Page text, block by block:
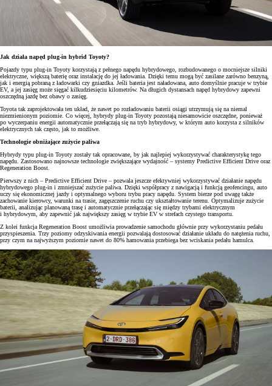
Jak działa napęd plug-in hybrid Toyoty?
Pojazdy typu plug-in Toyoty korzystają z pełnego napędu hybrydowego, rozbudowanego o mocniejsze silniki
elektryczne, większą baterię oraz instalację do jej ładowania. Dzięki temu mogą być zasilane zarówno benzyną,
jak i energią pobraną z ładowarki czy gniazdka. Jeśli bateria jest naładowana, auto domyślnie pracuje w trybie
EV, a jej zasięg może sięgać kilkudziesięciu kilometrów. Na długich dystansach napęd hybrydowy zapewni
oszczędną jazdę bez obawy o zasięg.
Toyota tak zaprojektowała ten układ, że nawet po rozładowaniu baterii osiągi utrzymują się na niemal
niezmienionym poziomie. Co więcej, hybrydy plug-in Toyoty pozostają niesamowicie oszczędne, ponieważ
po wyczerpaniu energii automatycznie przełączają się na tryb hybrydowy, w którym auto korzysta z silników
elektrycznych tak często, jak to możliwe.
Technologie obniżające zużycie paliwa
Hybrydy typu plug-in Toyoty zostały tak opracowane, by jak najlepiej wykorzystywać charakterystykę tego
napędu. Zastosowano najnowsze technologie zwiększające wydajność – systemy Predictive Efficient Drive oraz
Regeneration Boost.
Pierwszy z nich – Predictive Efficient Drive – pozwala jeszcze efektywniej wykorzystywać działanie napędu
hybrydowego plug-in i zmniejszać zużycie paliwa. Dzięki współpracy z nawigacją i funkcją geofencingu, auto
uczy się ekonomicznej jazdy i optymalnego wyboru trybu pracy napędu. System bierze pod uwagę także
zachowanie kierowcy, warunki na trasie, zagęszczenie ruchu czy ukształtowanie terenu. Optymalizuje zużycie
baterii, analizując planowaną trasę i automatycznie przełączając się między trybami elektrycznym
i hybrydowym, aby zapewnić jak największy zasięg w trybie EV w strefach czystego transportu.
Z kolei funkcja Regeneration Boost umożliwia prowadzenie samochodu głównie przy wykorzystaniu pedału
przyspieszenia. Trzy poziomy odzyskiwania energii pozwalają dostosować działanie układu do natężenia ruchu,
przy czym na najwyższym poziomie nawet do 80% hamowania przebiega bez wciskania pedału hamulca.